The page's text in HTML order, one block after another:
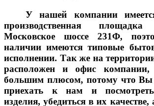
У нашей компании имеется
производственная
Московское шоссе 231Ф,
наличии имеются типовые
исполнении. Так же на
расположен и офис компании,
большим плюсом, потому что Вы
приехать к нам и
изделия, убедиться в их